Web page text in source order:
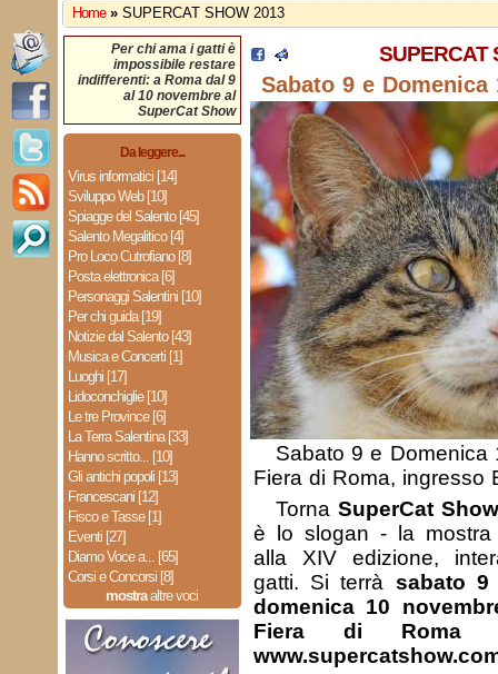
Home » SUPERCAT SHOW 2013
Per chi ama i gatti è
impossibile restare
indifferenti: a Roma dal 9
al 10 novembre al
SuperCat Show
Da leggere...
Virus informatici [14]
Sviluppo Web [10]
Spiagge del Salento [45]
Salento Megalitico [4]
Pro Loco Cutrofiano [8]
Posta elettronica [6]
Personaggi Salentini [10]
Per chi guida [19]
Notizie dal Salento [43]
Musica e Concerti [1]
Luoghi [17]
Lidoconchiglie [10]
Le tre Province [6]
La Terra Salentina [33]
Hanno scritto... [10]
Gli antichi popoli [13]
Francescani [12]
Fisco e Tasse [1]
Eventi [27]
Diamo Voce a... [65]
Corsi e Concorsi [8]
mostraaltre voci
SUPERCAT
Sabato 9 e Domenica
Sabato 9 e Domenica
Fiera di Roma, ingresso
Torna SuperCat
è lo slogan - la mostra
alla XIV edizione,
gatti. Si terrà sabato 9
domenica 10
Fiera di Roma